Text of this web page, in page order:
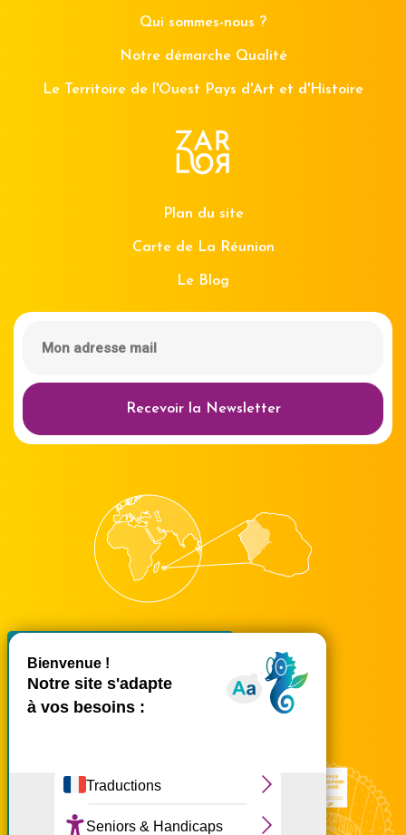
Tout accepter
Masquer le
Qui sommes-nous ?
Notre démarche Qualité
Le Territoire de l'Ouest Pays d'Art et d'Histoire
Plan du site
Carte de La Réunion
Le Blog
Recevoir la Newsletter
accueil@ouest-lareunion.com
tél.02 62 42 31 31
Nous rencontrer